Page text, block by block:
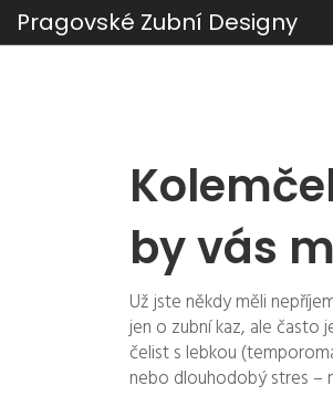
Pragovské Zubní Designy
by vás
Už jste někdy měli
jen o zubní kaz, ale často
čelist s lebkou
nebo dlouhodobý stres –